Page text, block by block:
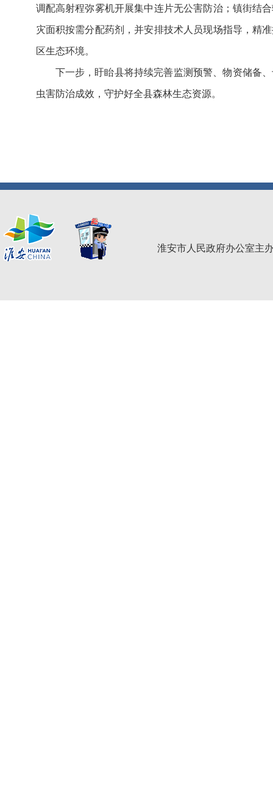
调配高射程弥雾机开展集中连片无公害防治；镇街结
灾面积按需分配药剂，并安排技术人员现场指导，精
区生态环境。
下一步，盱眙县将持续完善监测预警、物资储备
虫害防治成效，守护好全县森林生态资源。
淮安市人民政府办公室主